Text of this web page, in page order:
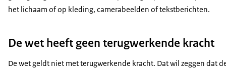
het lichaam of op kleding, camerabeelden of tekstberichten.
De wet heeft geen terugwerkende kracht
De wet geldt niet met terugwerkende kracht. Dat wil zeggen dat